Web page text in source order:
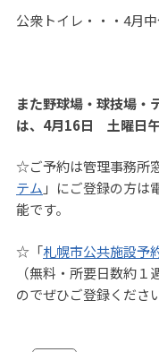
公衆トイレ・・・4月
また野球場・球技場・
は、4月16日 土曜日午
☆ご予約は管理事務所
テム 」にご登録の方は
能です。
☆「札幌市公共施設予
（無料・所要日数約
のでぜひご登録くださ